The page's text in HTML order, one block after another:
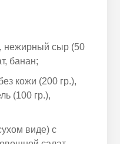
нежирный сыр (50
банан;
кожи (200 гр.),
(100 гр.),
виде) с